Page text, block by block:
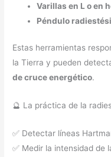
Varillas en L o en
Péndulo
Estas herramientas
la Tierra y pueden
de cruce energético.
🔮 La práctica de la
✅ Detectar líneas
✅ Medir la intensidad de